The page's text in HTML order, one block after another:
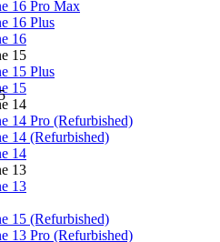
16 Pro Max
16 Plus
16
15
15 Plus
15
14
14 Pro (Refurbished)
14 (Refurbished)
14
13
13
15 (Refurbished)
13 Pro (Refurbished)